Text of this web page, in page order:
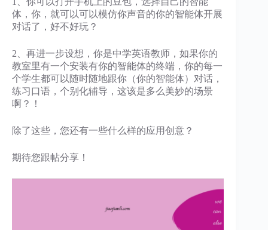
体，你，就可以可以模仿你声音的你的智能体开展
对话了，好不好玩？
2、再进一步设想，你是中学英语教师，如果你的
教室里有一个安装有你的智能体的终端，你的每一
个学生都可以随时随地跟你（你的智能体）对话，
练习口语，个别化辅导，这该是多么美妙的场景
啊？！
除了这些，您还有一些什么样的应用创意？
期待您跟帖分享！